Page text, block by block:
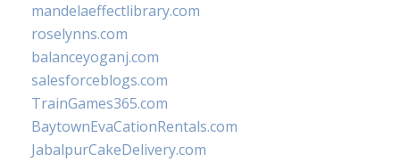
mandelaeffectlibrary.com
roselynns.com
balanceyoganj.com
salesforceblogs.com
TrainGames365.com
BaytownEvaCationRentals.com
JabalpurCakeDelivery.com